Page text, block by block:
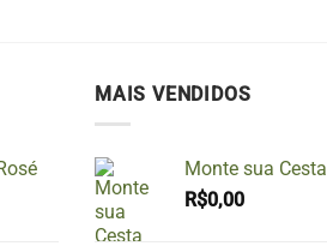
MAIS VENDIDOS
Monte sua Cesta
R$0,00